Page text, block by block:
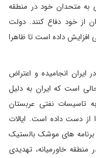
به متحدان خود در منطقه
از خود دفاع کنند. دولت
افزایش داده است تا ظاهرا
انجامیده و اعتراض
است که ایران به دلیل
تاسیسات نفتی عربستان
از دست داده است. ایالات
برنامه های موشک بالستیک
خاورمیانه، تهدیدی